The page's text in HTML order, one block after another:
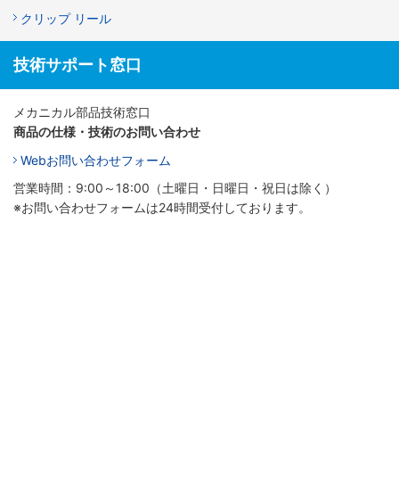
クリップ リール
技術サポート窓口
メカニカル部品技術窓口
商品の仕様・技術のお問い合わせ
Webお問い合わせフォーム
営業時間：9:00～18:00（土曜日・日曜日・祝日は除く）
※お問い合わせフォームは24時間受付しております。